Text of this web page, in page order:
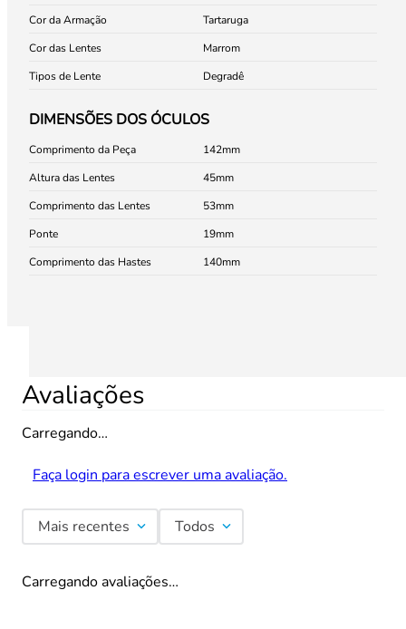
Cor da Armação
Tartaruga
Cor das Lentes
Marrom
Tipos de Lente
Degradê
DIMENSÕES DOS ÓCULOS
Comprimento da Peça
142
Altura das Lentes
45
Comprimento das Lentes
53
Ponte
19
Comprimento das Hastes
140
Avaliações
Carregando…
Faça login para escrever uma avaliação.
Mais recentes Todos
Carregando avaliações…